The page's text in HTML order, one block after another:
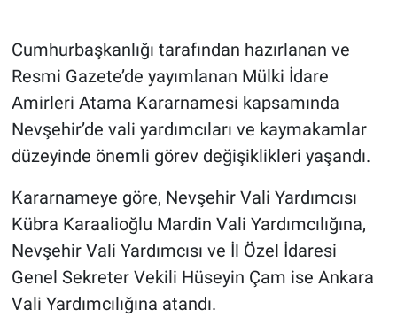
Cumhurbaşkanlığı tarafından hazırlanan ve
Resmi Gazete’de yayımlanan Mülki İdare
Amirleri Atama Kararnamesi kapsamında
Nevşehir’de vali yardımcıları ve kaymakamlar
düzeyinde önemli görev değişiklikleri yaşandı.
Kararnameye göre, Nevşehir Vali Yardımcısı
Kübra Karaalioğlu Mardin Vali Yardımcılığına,
Nevşehir Vali Yardımcısı ve İl Özel İdaresi
Genel Sekreter Vekili Hüseyin Çam ise Ankara
Vali Yardımcılığına atandı.
Aksaray
Kırşehir
Yerel
Genel
Asayiş